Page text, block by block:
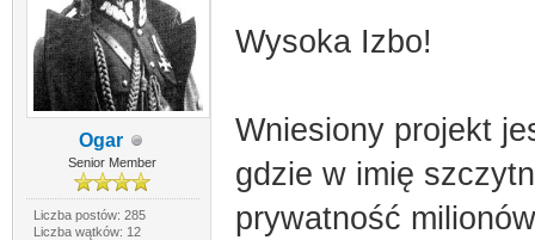
Ogar
Senior Member
Liczba postów: 285
Liczba wątków: 12
Wysoka Izbo!
Wniesiony projekt
gdzie w imię
prywatność